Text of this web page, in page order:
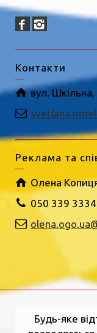
Контакти
вул.
Реклама та
Олена
050 339 3334
Будь-яке